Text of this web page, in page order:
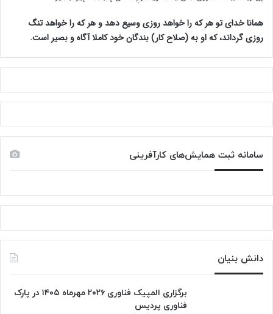
همانا خدای تو هر که را خواهد روزی وسیع دهد و هر که را خواهد تنگ
روزی گرداند، که او به (صلاح کار) بندگان خود کاملا آگاه و بصیر است.
سامانه ثبت همایش‌های کارآفرینی
دانش‌ بنیان‌
برگزاری المپیک فناوری ۲۰۲۶ مهرماه ۱۴۰۵ در پارک
فناوری پردیس